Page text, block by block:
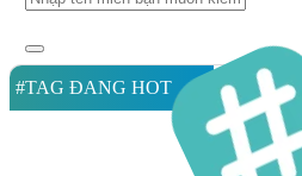
#TAG ĐANG HOT